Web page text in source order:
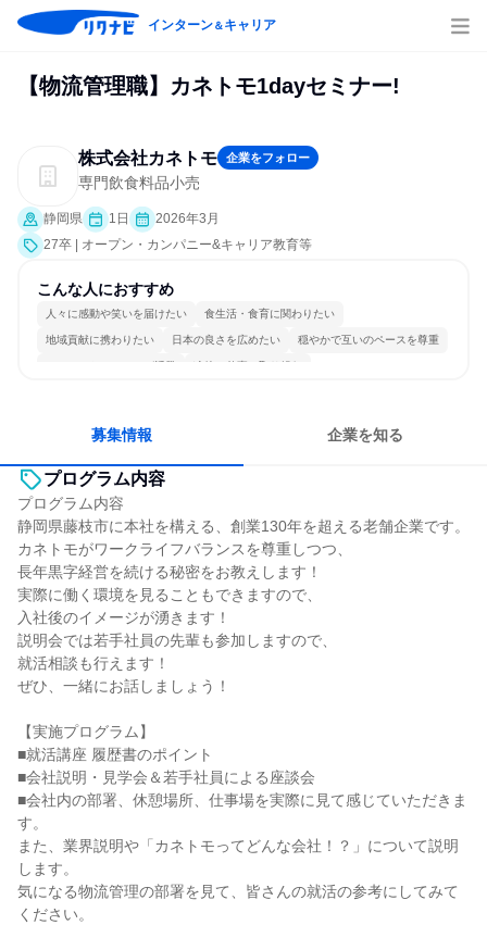
インターン＆キャリア
【物流管理職】カネトモ1dayセミナー!
株式会社カネトモ 企業をフォロー
専門飲食料品小売
静岡県 1日
2026年3月
27卒 | オープン・カンパニー&キャリア教育等
こんな人におすすめ
人々に感動や笑いを届けたい 食生活・食育に関わりたい
地域貢献に携わりたい 日本の良さを広めたい 穏やかで互いのペースを尊重
コミュニケーションが活発 冷静に仕事に取り組む
募集情報 企業を知る
プログラム内容
プログラム内容
静岡県藤枝市に本社を構える、創業130年を超える老舗企業です。
カネトモがワークライフバランスを尊重しつつ、
長年黒字経営を続ける秘密をお教えします！
実際に働く環境を見ることもできますので、
入社後のイメージが湧きます！
説明会では若手社員の先輩も参加しますので、
就活相談も行えます！
ぜひ、一緒にお話しましょう！
【実施プログラム】
■就活講座 履歴書のポイント
■会社説明・見学会＆若手社員による座談会
■会社内の部署、休憩場所、仕事場を実際に見て感じていただきま
す。
また、業界説明や「カネトモってどんな会社！？」について説明
します。
気になる物流管理の部署を見て、皆さんの就活の参考にしてみて
ください。